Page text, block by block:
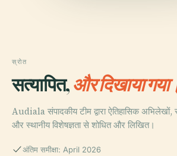
स्रोत
सत्यापित,और दिखाया
Audiala संपादकीय टीम द्वारा ऐतिहासिक अभिलेखों,
और स्थानीय विशेषज्ञता से शोधित और लिखित।
अंतिम समीक्षा: April 2026